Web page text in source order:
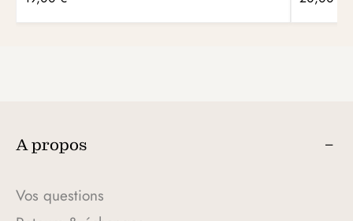
A propos
Vos questions